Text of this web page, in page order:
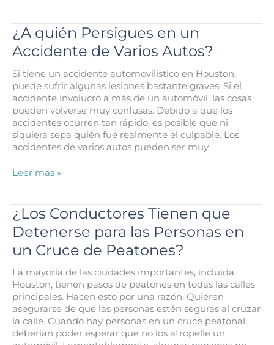
Siempre
Tiene
la
en
una
Colisión
Trasera
en
Houston?
¿A quién Persigues en un
Accidente de Varios Autos?
Si tiene un accidente automovilístico en Houston,
puede sufrir algunas lesiones bastante graves. Si el
accidente involucró a más de un automóvil, las cosas
pueden volverse muy confusas. Debido a que los
accidentes ocurren tan rápido, es posible que ni
siquiera sepa quién fue realmente el culpable. Los
accidentes de varios autos pueden ser muy
¿A
en
un
Accidente
de
Varios
Autos?
Leer más »
¿Los Conductores Tienen que
Detenerse para las Personas en
un Cruce de Peatones?
La mayoría de las ciudades importantes, incluida
Houston, tienen pasos de peatones en todas las calles
principales. Hacen esto por una razón. Quieren
asegurarse de que las personas estén seguras al cruzar
la calle. Cuando hay personas en un cruce peatonal,
deberían poder esperar que no los atropelle un